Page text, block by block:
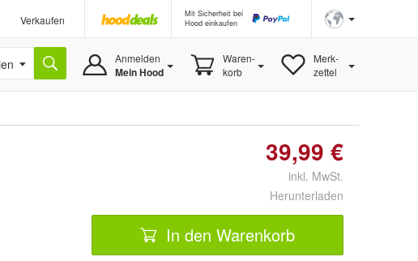
Verkaufen
Mit Sicherheit bei
Hood einkaufen
Anmelden
Mein Hood
Waren-
korb
Merk-
zettel
39,99 €
inkl. MwSt.
Herunterladen
In den Warenkorb